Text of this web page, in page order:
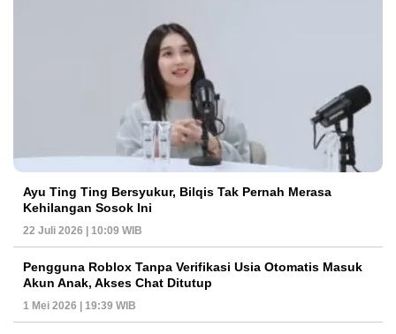
Ayu Ting Ting Bersyukur, Bilqis Tak Pernah Merasa
Kehilangan Sosok Ini
22 Juli 2026 | 10:09 WIB
Pengguna Roblox Tanpa Verifikasi Usia Otomatis Masuk
Akun Anak, Akses Chat Ditutup
1 Mei 2026 | 19:39 WIB